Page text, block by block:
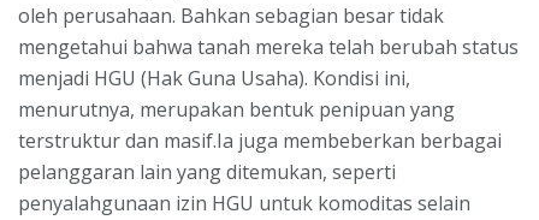
oleh perusahaan. Bahkan sebagian besar tidak
mengetahui bahwa tanah mereka telah berubah status
menjadi HGU (Hak Guna Usaha). Kondisi ini,
menurutnya, merupakan bentuk penipuan yang
terstruktur dan masif.Ia juga membeberkan berbagai
pelanggaran lain yang ditemukan, seperti
penyalahgunaan izin HGU untuk komoditas selain